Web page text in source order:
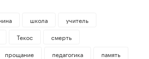
школа
учитель
Текос
смерть
прощание педагогика
память